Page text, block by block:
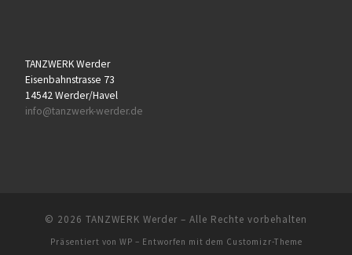
TANZWERK Werder
Eisenbahnstrasse 73
14542 Werder/Havel
info@tanzwerk-werder.de
© 2026 TANZWERK Werder – Alle Rechte vorbehalten
Präsentiert von WP – Entworfen mit dem Customizr-Theme